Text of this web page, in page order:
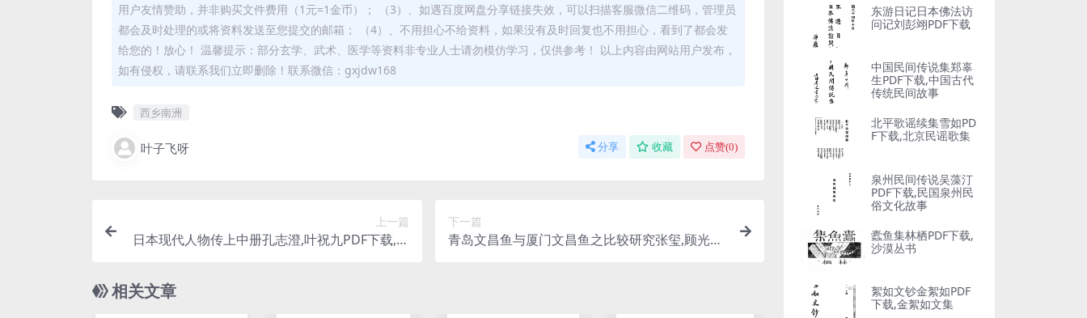
用户友情赞助，并非购买文件费用（1元=1金币）； （3）、如遇百度网盘分享链接失效，可以扫描客服微信二维码，管理员
都会及时处理的或将资料发送至您提交的邮箱； （4）、不用担心不给资料，如果没有及时回复也不用担心，看到了都会发
给您的！放心！ 温馨提示：部分玄学、武术、医学等资料非专业人士请勿模仿学习，仅供参考！ 以上内容由网站用户发布，
如有侵权，请联系我们立即删除！联系微信：gxjdw168
西乡南洲
叶子飞呀 分享 收藏 点赞(0)
上一篇
日本现代人物传上中册孔志澄,叶祝九PDF下载,日
下一篇
青岛文昌鱼与厦门文昌鱼之比较研究张玺,顾光中
相关文章
东游日记日本佛法访
问记刘彭翊PDF下载
中国民间传说集郑辜
生PDF下载,中国古代
传统民间故事
北平歌谣续集雪如PD
F下载,北京民谣歌集
泉州民间传说吴藻汀
PDF下载,民国泉州民
俗文化故事
蠹鱼集林栖PDF下载,
沙漠丛书
絮如文钞金絮如PDF
下载,金絮如文集